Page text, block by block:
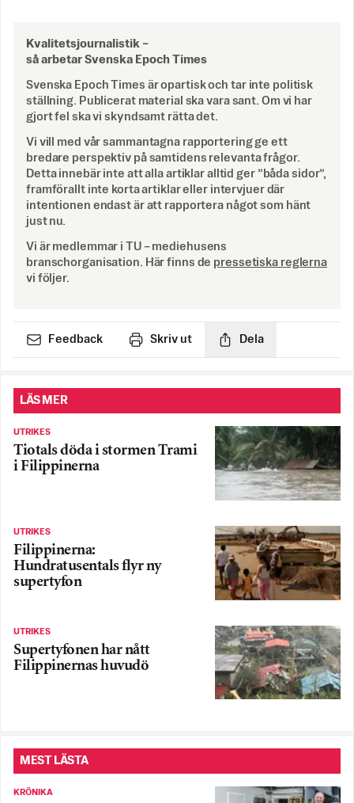
Kvalitetsjournalistik –
så arbetar Svenska Epoch Times
Svenska Epoch Times är opartisk och tar inte politisk
ställning. Publicerat material ska vara sant. Om vi har
gjort fel ska vi skyndsamt rätta det.
Vi vill med vår sammantagna rapportering ge ett
bredare perspektiv på samtidens relevanta frågor.
Detta innebär inte att alla artiklar alltid ger ”båda sidor”,
framförallt inte korta artiklar eller intervjuer där
intentionen endast är att rapportera något som hänt
just nu.
Vi är medlemmar i TU – mediehusens
branschorganisation. Här finns de pressetiska reglerna
vi följer.
Feedback Skriv ut Dela
LÄS MER
UTRIKES
Tiotals döda i stormen Trami
i Filippinerna
UTRIKES
Filippinerna:
Hundratusentals flyr ny
supertyfon
UTRIKES
Supertyfonen har nått
Filippinernas huvudö
MEST LÄSTA
KRÖNIKA